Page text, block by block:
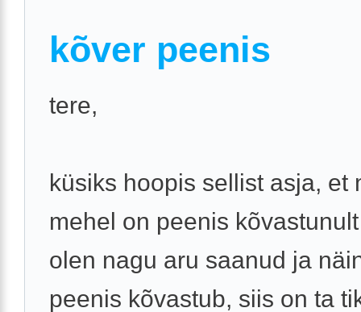
kõver peenis
tere,
küsiks hoopis sellist asja, et
mehel on peenis
olen nagu aru saanud ja
peenis kõvastub, siis on ta